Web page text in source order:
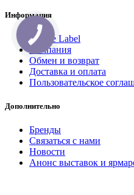
Информация
Private Label
Компания
Обмен и возврат
Доставка и оплата
Пользовательское
Дополнительно
Бренды
Связаться с нами
Новости
Анонс выставок и